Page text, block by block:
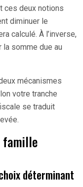
ces deux notions
diminuer le
calculé. À l’inverse,
la somme due au
mécanismes
votre tranche
se traduit
famille
déterminant